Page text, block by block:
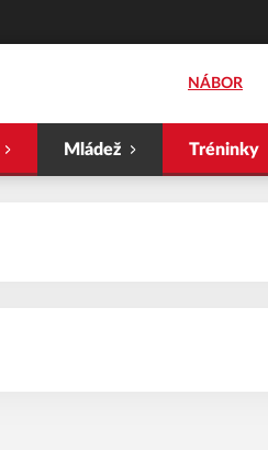
NÁBOR
Mládež Tréninky